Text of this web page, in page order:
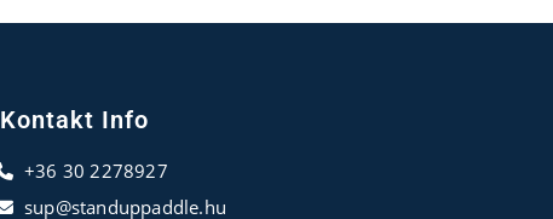
Kontakt Info
+36 30 2278927
sup@standuppaddle.hu